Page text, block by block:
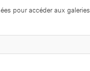
pour accéder aux galeries